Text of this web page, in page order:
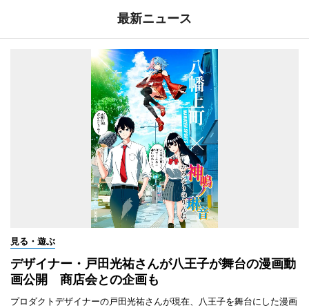
最新ニュース
見る・遊ぶ
デザイナー・戸田光祐さんが八王子が舞台の漫画動
画公開 商店会との企画も
プロダクトデザイナーの戸田光祐さんが現在、八王子を舞台にした漫画